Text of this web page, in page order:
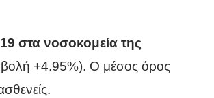
στα νοσοκομεία της
+4.95%). Ο μέσος όρος